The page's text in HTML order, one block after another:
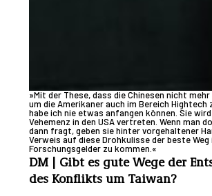
»Mit der These, dass die Chinesen nicht
um die Amerikaner auch im Bereich Hightech
habe ich nie etwas anfangen können. Sie
Vehemenz in den USA vertreten. Wenn man
dann fragt, geben sie hinter vorgehaltener
Verweis auf diese Drohkulisse der beste Weg
Forschungsgelder zu kommen.«
DM | Gibt es gute Wege der
des Konflikts um Taiwan?